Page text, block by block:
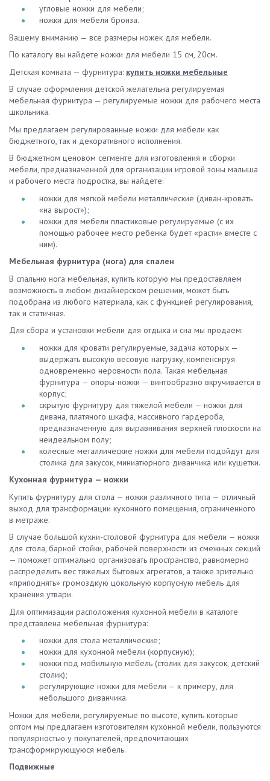
угловые ножки для мебели;
ножки для мебели бронза.
Вашему вниманию — все размеры ножек для мебели.
По каталогу вы найдете ножки для мебели 15 см, 20см.
Детская комната — фурнитура: купить ножки мебельные
В случае оформления детской желательна регулируемая
мебельная фурнитура — регулируемые ножки для рабочего места
школьника.
Мы предлагаем регулированные ножки для мебели как
бюджетного, так и декоративного исполнения.
В бюджетном ценовом сегменте для изготовления и сборки
мебели, предназначенной для организации игровой зоны малыша
и рабочего места подростка, вы найдете:
ножки для мягкой мебели металлические (диван-кровать
«на вырост»);
ножки для мебели пластиковые регулируемые (с их
помощью рабочее место ребенка будет «расти» вместе с
ним).
Мебельная фурнитура (нога) для спален
В спальню нога мебельная, купить которую мы предоставляем
возможность в любом дизайнерском решении, может быть
подобрана из любого материала, как с функцией регулирования,
так и статичная.
Для сбора и установки мебели для отдыха и сна мы продаем:
ножки для кровати регулируемые, задача которых —
выдержать высокую весовую нагрузку, компенсируя
одновременно неровности пола. Такая мебельная
фурнитура — опоры-ножки — винтообразно вкручивается в
корпус;
скрытую фурнитуру для тяжелой мебели — ножки для
дивана, платяного шкафа, массивного гардероба,
предназначенную для выравнивания верхней плоскости на
неидеальном полу;
колесные металлические ножки для мебели подойдут для
столика для закусок, миниатюрного диванчика или кушетки.
Кухонная фурнитура — ножки
Купить фурнитуру для стола — ножки различного типа — отличный
выход для трансформации кухонного помещения, ограниченного
в метраже.
В случае большой кухни-столовой фурнитура для мебели — ножки
для стола, барной стойки, рабочей поверхности из смежных секций
— поможет оптимально организовать пространство, равномерно
распределить вес тяжелых бытовых агрегатов, а также зрительно
«приподнять» громоздкую цокольную корпусную мебель для
хранения утвари.
Для оптимизации расположения кухонной мебели в каталоге
представлена мебельная фурнитура:
ножки для стола металлические;
ножки для кухонной мебели (корпусную);
ножки под мобильную мебель (столик для закусок, детский
столик);
регулирующие ножки для мебели — к примеру, для
небольшого диванчика.
Ножки для мебели, регулируемые по высоте, купить которые
оптом мы предлагаем изготовителям кухонной мебели, пользуются
популярностью у покупателей, предпочитающих
трансформирующуюся мебель.
Подвижные